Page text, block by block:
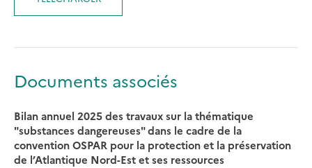
Documents associés
Bilan annuel 2025 des travaux sur la thématique
"substances dangereuses" dans le cadre de la
convention OSPAR pour la protection et la préservation
de l’Atlantique Nord-Est et ses ressources